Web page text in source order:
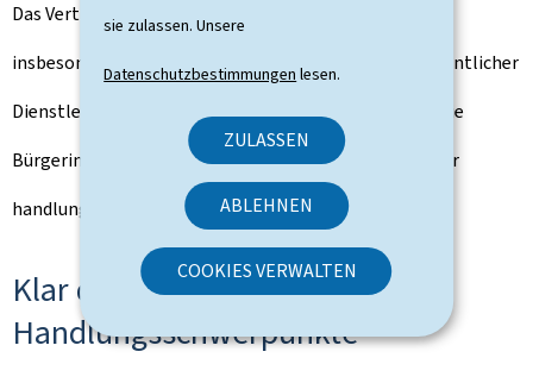
sie zulassen. Unsere
Datenschutzbestimmungen lesen.
ZULASSEN
ABLEHNEN
COOKIES VERWALTEN
Das Vertrauen in die Institutionen ist insgesamt hoch,
insbesondere hinsichtlich der Aufrechterhaltung wesentlicher
Dienstleistungen (83 %). Gleichzeitig wünschen sich die
Bürgerinnen und Bürger klarere, schnellere und stärker
handlungsorientierte Informationen.
Klar definierte
Handlungsschwerpunkte